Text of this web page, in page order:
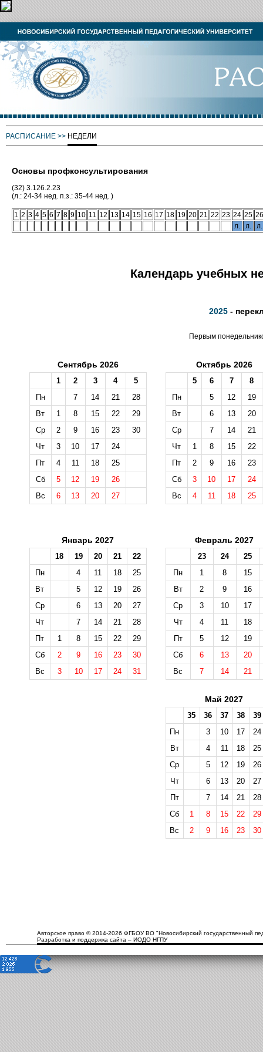
РАСПИСАНИЕ >> НЕДЕЛИ
Основы профконсультирования
(32) 3.126.2.23
(л.: 24-34 нед. п.з.: 35-44 нед. )
1 2 3 4 5 6 7 8 9 10 11 12 13 14 15 16 17 18 19 20 21 22 23 24 25 26
л.
л. л.
Календарь учебных
2025 -
Первым
Сентябрь 2026
1 2 3 4
5
Пн
7 14 21
28
Вт
1 8 15 22
29
Ср
2 9 16 23
30
Чт
3 10 17
24
Пт
4 11 18
25
Сб
5 12 19
26
Вс
6 13 20 27
Октябрь 2026
5 6 7
8
Пн
5 12
19
Вт
6 13
20
Ср
7 14
21
Чт
1 8 15
22
Пт
2 9 16
23
Сб
3 10 17
24
Вс
4 11 18 25
Январь 2027
18 19 20 21
22
Пн
4 11 18
25
Вт
5 12 19
26
Ср
6 13 20
27
Чт
7 14 21
28
Пт
1 8 15 22
29
Сб
2 9 16 23
30
Вс
3 10 17 24 31
Февраль 2027
23 24
25
Пн
1 8
15
Вт
2 9
16
Ср
3 10
17
Чт
4 11
18
Пт
5 12
19
Сб
6 13
20
Вс
7 14 21
Май 2027
35 36 37 38
39
Пн
3 10 17
24
Вт
4 11 18
25
Ср
5 12 19
26
Чт
6 13 20
27
Пт
7 14 21
28
Сб
1 8 15 22
29
Вс
2 9 16 23 30
Авторское право © 2014-2026 ФГБОУ ВО "Новосибирский государственный
Разработка и поддержка сайта – ИОДО НГПУ